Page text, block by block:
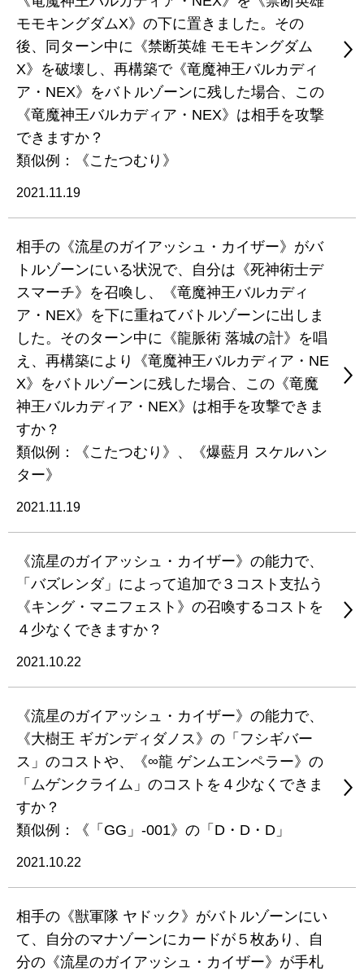
モモキングダムX》の下に置きました。その
後、同ターン中に《禁断英雄 モモキングダム
X》を破壊し、再構築で《竜魔神王バルカディ
ア・NEX》をバトルゾーンに残した場合、この
《竜魔神王バルカディア・NEX》は相手を攻撃
できますか？
類似例：《こたつむり》
2021.11.19
相手の《流星のガイアッシュ・カイザー》がバ
トルゾーンにいる状況で、自分は《死神術士デ
スマーチ》を召喚し、《竜魔神王バルカディ
ア・NEX》を下に重ねてバトルゾーンに出しま
した。そのターン中に《龍脈術 落城の計》を唱
え、再構築により《竜魔神王バルカディア・NE
X》をバトルゾーンに残した場合、この《竜魔
神王バルカディア・NEX》は相手を攻撃できま
すか？
類似例：《こたつむり》、《爆藍月 スケルハン
ター》
2021.11.19
《流星のガイアッシュ・カイザー》の能力で、
「バズレンダ」によって追加で３コスト支払う
《キング・マニフェスト》の召喚するコストを
４少なくできますか？
2021.10.22
《流星のガイアッシュ・カイザー》の能力で、
《大樹王 ギガンディダノス》の「フシギバー
ス」のコストや、《∞龍 ゲンムエンペラー》の
「ムゲンクライム」のコストを４少なくできま
すか？
類似例：《「GG」-001》の「D・D・D」
2021.10.22
相手の《獣軍隊 ヤドック》がバトルゾーンにい
て、自分のマナゾーンにカードが５枚あり、自
分の《流星のガイアッシュ・カイザー》が手札